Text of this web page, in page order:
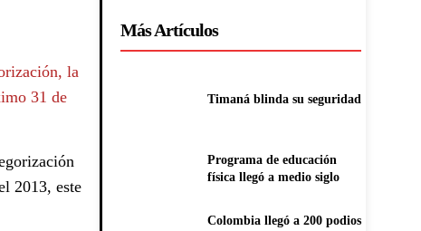
la
31 de
2013, este
Más Artículos
Timaná blinda su seguridad
Programa de educación
física llegó a medio siglo
Colombia llegó a 200 podios